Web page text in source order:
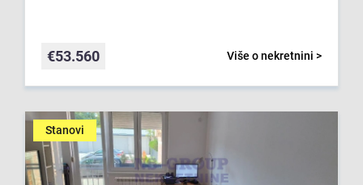
Više o nekretnini >
€53.560
Stanovi